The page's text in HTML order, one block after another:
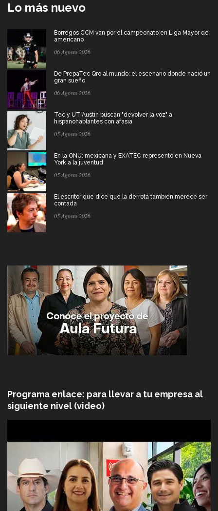
Lo más nuevo
Borregos CCM van por el campeonato en Liga Mayor de
americano
06 Agosto 2026
De PrepaTec Qro al mundo: el escenario donde nació un
gran sueño
06 Agosto 2026
Tec y UT Austin buscan "devolver la voz" a
hispanohablantes con afasia
05 Agosto 2026
En la ONU: mexicana y EXATEC representó en Nueva
York a la juventud
05 Agosto 2026
El escritor que dice que la derrota también merece ser
contada
05 Agosto 2026
Programa enlace: para llevar a tu empresa al
siguiente nivel (video)